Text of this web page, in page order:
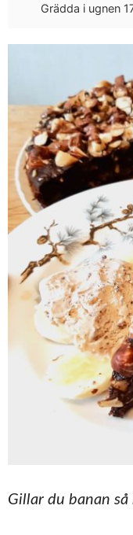
Grädda i ugnen
Gillar du banan